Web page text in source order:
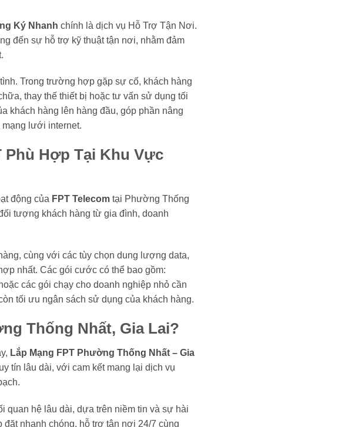
Ký Nhanh chính là dịch vụ Hỗ Trợ Tận Nơi.
đến sự hỗ trợ kỹ thuật tận nơi, nhằm đảm
Trong trường hợp gặp sự cố, khách hàng
thay thế thiết bị hoặc tư vấn sử dụng tối
khách hàng lên hàng đầu, góp phần nâng
mạng lưới internet.
Hợp Tại Khu Vực
động của FPT Telecomtại Phường Thống
tượng khách hàng từ gia đình, doanh
cùng với các tùy chọn dung lượng data,
nhất. Các gói cước có thể bao gồm:
các gói chạy cho doanh nghiệp nhỏ cần
tối ưu ngân sách sử dụng của khách hàng.
Thống Nhất, Gia Lai?
Lắp Mạng FPT Phường Thống Nhất – Gia
tín lâu dài, với cam kết mang lại dịch vụ
quan hệ lâu dài, dựa trên niềm tin và sự hài
nhanh chóng, hỗ trợ tận nơi 24/7 cùng